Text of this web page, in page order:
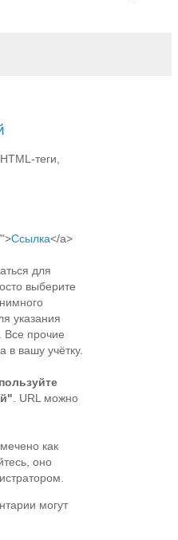
теги,
Ссылка</a>
для
выберите
указания
Все прочие
в вашу учётку.
. URL можно
как
оно
могут